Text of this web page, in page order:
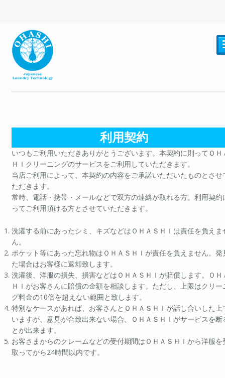
利用契約
いつもご利用いただきありがとうございます。本契約に則ってＯＨ
ＨＩクリーニングのサービスをご利用していただきます。
当店ご利用によって、本契約の内容をご承諾いただいたものとさせ
ただきます。
常時、電話・携帯・メールなどで双方の連絡が取れる方。利用契約
ってご利用頂ける方とさせていただきます。
洗濯する前にあったシミ、キズなどはＯＨＡＳＨＩは責任を負えま
ん。
ポケット等にあった忘れ物はＯＨＡＳＨＩが責任を負えません。発
た場合はお客様に返却致します。
洗濯後、洋服の損失、損害などはＯＨＡＳＨＩが賠償します。ＯＨ
ＨＩがお客さんに賠償の金額を相談します。ただし、上限はクリー
グ料金の10倍を超えない範囲と致します。
特別なケースがあれば、お客さんとＯＨＡＳＨＩが話し合いした上
いますが、意見が合致出来ない場合、ＯＨＡＳＨＩがサービスを断
とが出来ます。
お客さまからのクレームなどの受付期間はＯＨＡＳＨＩから洋服を
取ってから24時間以内です。